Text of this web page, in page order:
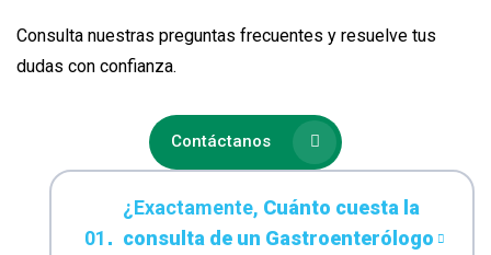
Consulta nuestras preguntas frecuentes y resuelve tus
dudas con confianza.
Contáctanos
¿Exactamente, Cuánto cuesta la
consulta de un Gastroenterólogo